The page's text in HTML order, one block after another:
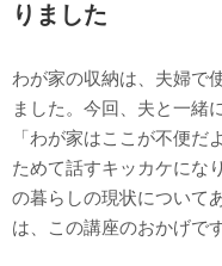
りました
わが家の収納は、夫婦で
ました。今回、夫と一緒
「わが家はここが不便だ
ためて話すキッカケにな
の暮らしの現状について
は、この講座のおかげです